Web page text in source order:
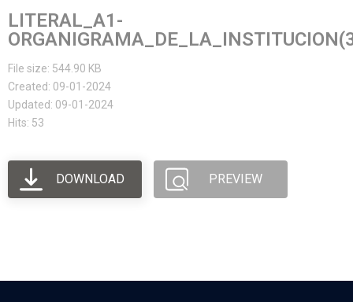
LITERAL_A1-
File size: 544.90 KB
Created: 09-01-2024
Updated: 09-01-2024
Hits: 53
DOWNLOAD PREVIEW